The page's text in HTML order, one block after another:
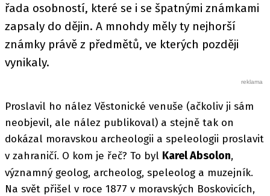
řada osobností, které se i se špatnými známkami
zapsaly do dějin. A mnohdy měly ty nejhorší
známky právě z předmětů, ve kterých později
vynikaly.
Proslavil ho nález Věstonické venuše (ačkoliv ji sám
neobjevil, ale nález publikoval) a stejně tak on
dokázal moravskou archeologii a speleologii proslavit
v zahraničí. O kom je řeč? To byl Karel Absolon,
významný geolog, archeolog, speleolog a muzejník.
Na svět přišel v roce 1877 v moravských Boskovicích,